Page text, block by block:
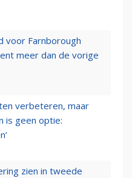
voor Farnborough
meer dan de vorige
verbeteren, maar
is geen optie:
zien in tweede